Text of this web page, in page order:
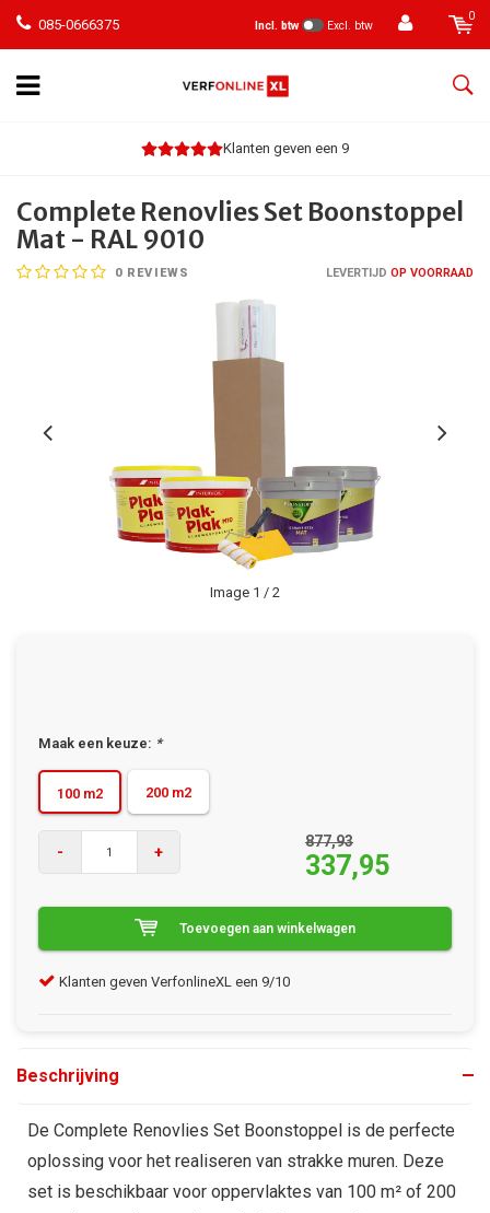
085-0666375 Incl. btw Excl. btw
0
Klanten geven een 9
Complete Renovlies Set Boonstoppel
Mat - RAL 9010
0 REVIEWS LEVERTIJD OP VOORRAAD
Image 1 / 2
Maak een keuze: *
100 m2 200 m2
- +
877,93
337,95
Toevoegen aan winkelwagen
Klanten geven VerfonlineXL een 9/10
Beschrijving
De Complete Renovlies Set Boonstoppel is de perfecte
oplossing voor het realiseren van strakke muren. Deze
set is beschikbaar voor oppervlaktes van 100 m² of 200